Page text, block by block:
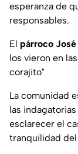
esperanza de
responsables.
El párroco
los vieron en
corajito"
La comunidad
las
esclarecer el
tranquilidad